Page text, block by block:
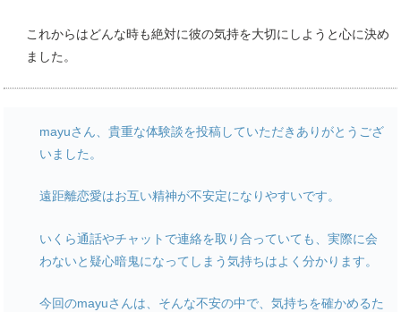
これからはどんな時も絶対に彼の気持を大切にしようと心に決め
ました。
mayuさん、貴重な体験談を投稿していただきありがとうござ
いました。
遠距離恋愛はお互い精神が不安定になりやすいです。
いくら通話やチャットで連絡を取り合っていても、実際に会
わないと疑心暗鬼になってしまう気持ちはよく分かります。
今回のmayuさんは、そんな不安の中で、気持ちを確かめるた